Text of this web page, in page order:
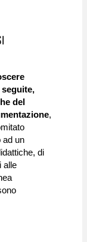
del
,
ad un
di
alle